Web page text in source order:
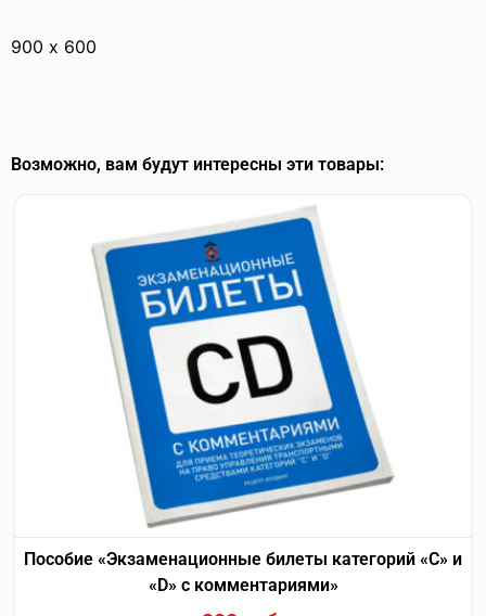
900 х 600
Возможно, вам будут интересны эти товары:
Пособие «Экзаменационные билеты категорий «С» и
«D» с комментариями»